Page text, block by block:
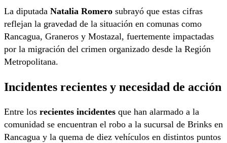
La diputada Natalia Romero subrayó que estas cifras
reflejan la gravedad de la situación en comunas como
Rancagua, Graneros y Mostazal, fuertemente impactadas
por la migración del crimen organizado desde la Región
Metropolitana.
Incidentes recientes y necesidad de acción
Entre los recientes incidentes que han alarmado a la
comunidad se encuentran el robo a la sucursal de Brinks en
Rancagua y la quema de diez vehículos en distintos puntos